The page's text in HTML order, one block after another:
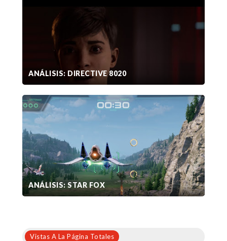
ANÁLISIS: DIRECTIVE 8020
ANÁLISIS: STAR FOX
Vistas A La Página Totales